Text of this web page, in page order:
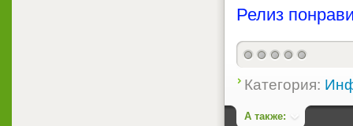
Релиз
Категория:
А также: